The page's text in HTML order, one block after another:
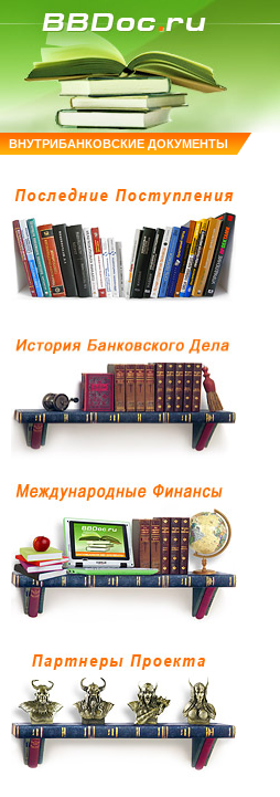
ВНУТРИБАНКОВСКИЕ ДОКУМЕНТЫ